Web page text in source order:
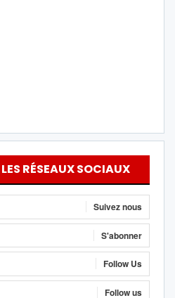
RÉSEAUX SOCIAUX
Suivez nous
S'abonner
Follow Us
Follow us